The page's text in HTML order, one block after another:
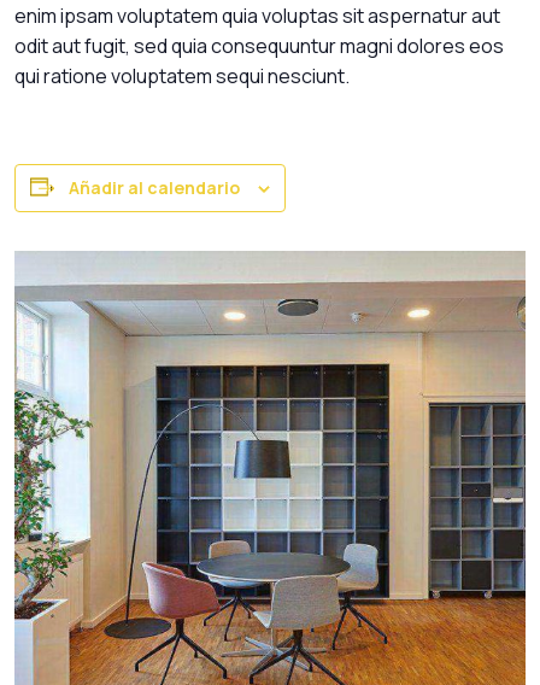
enim ipsam voluptatem quia voluptas sit aspernatur aut
odit aut fugit, sed quia consequuntur magni dolores eos
qui ratione voluptatem sequi nesciunt.
Añadir al calendario